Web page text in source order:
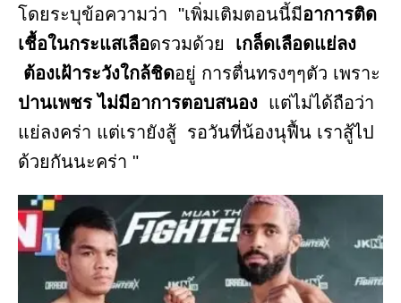
โดยระบุข้อความว่า "เพิ่มเติมตอนนี้มีอาการติด
เชื้อในกระแสเลือดรวมด้วย
เกล็ดเลือดแย่ลง
ต้องเฝ้าระวังใกล้ชิดอยู่ การตื่นทรงๆๆตัว เพราะ
ปานเพชร ไม่มีอาการตอบสนอง แต่ไม่ได้ถือว่า
แย่ลงคร่า แต่เรายังสู้ รอวันที่น้องนุฟื้น เราสู้ไป
ด้วยกันนะคร่า "